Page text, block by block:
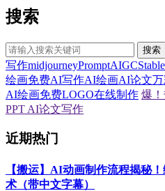
搜索
搜索
写作midjourneyPromptAIGC
绘画免费AI写作AI绘画AI论文
AI绘画免费LOGO在线制作 爆
PPT AI论文写作
近期热门
【搬运】AI动画制作流程揭秘
术（带中文字幕）